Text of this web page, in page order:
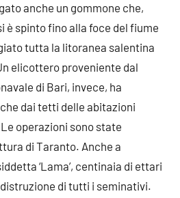
anche un gommone che,
è spinto fino alla foce del fiume
tutta la litoranea salentina
elicottero proveniente dal
di Bari, invece, ha
dai tetti delle abitazioni
operazioni sono state
di Taranto. Anche a
‘Lama’, centinaia di ettari
di tutti i seminativi.